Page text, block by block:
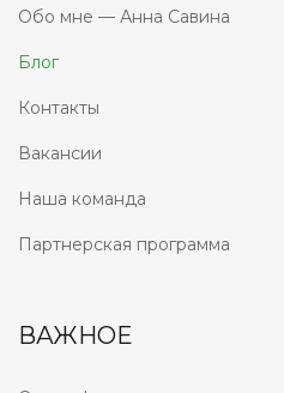
Обо мне — Анна Савина
Блог
Контакты
Вакансии
Наша команда
Партнерская программа
ВАЖНОЕ